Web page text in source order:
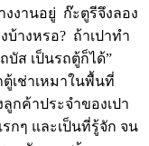
งงานอยู่ ก๊ะตูรีจึงลอง
บ้างหรอ? ถ้าเปาทำ
บัส เป็นรถตู้ก็ได้”
เช่าเหมาในพื้นที่
กค้าประจำของเปา
กๆ และเป็นที่รู้จัก จน